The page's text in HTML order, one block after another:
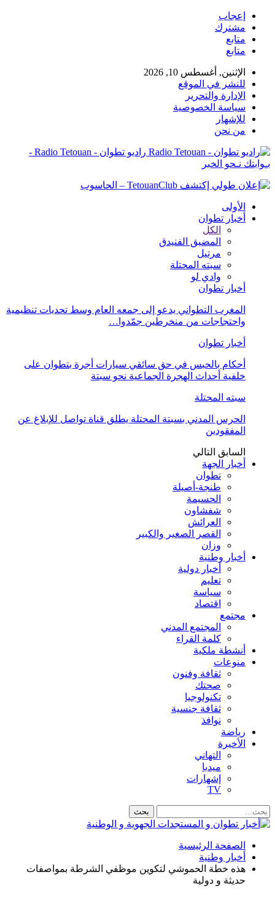
إعجاب
مشترك
متابع
متابع
الإثنين, أغسطس 10, 2026
للنشر في الموقع
الإدارة والتحرير
سياسة الخصوصية
للإشهار
من نحن
راديو تطوان - Radio Tetouan -
بـوابتك نـحو الخبر
الأولى
أخبار تطوان
الكل
المضيق الفنيدق
مرتيل
سبته المحتلة
وادي لو
أخبار تطوان
المغرب التطواني يدعو إلى جمعه العام وسط تحديات تنظيمية
واحتجاجات من منخرطين جمّدوا…
أخبار تطوان
أحكام بالحبس في حق سائقي سيارات أجرة بتطوان على
خلفية أحداث الهجرة الجماعية نحو سبتة
سبته المحتلة
الحرس المدني بسبتة المحتلة يطلق قناة تواصل للإبلاغ عن
المفقودين
السابق التالي
أخبار الجهة
تطوان
طنجة-أصيلة
الحسيمة
شفشاون
العرائش
القصر الصغير والكبير
وزان
أخبار وطنية
أخبار دولية
تعليم
سياسة
اقتصاد
مجتمع
المجتمع المدني
كلمة القراء
أنشطة ملكية
منوعات
ثقافة وفنون
صحتك
تكنولوجيا
ثقافة جنسية
نوافذ
رياضة
الأخيرة
التهاني
ميديا
إشهارات
TV
الصفحة الرئيسية
أخبار وطنية
هذه خطة الحموشي لتكوين موظفي الشرطة بمواصفات
حديثة و دولية